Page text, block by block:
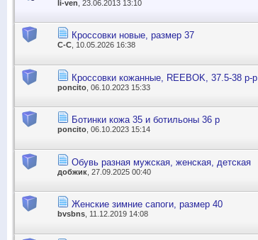
li-ven , 23.06.2013 13:10
Кроссовки новые, размер 37
С-С , 10.05.2026 16:38
Кроссовки кожанные, REEBOK, 37.5-38 р-р
poncito , 06.10.2023 15:33
Ботинки кожа 35 и ботильоны 36 р
poncito , 06.10.2023 15:14
Обувь разная мужская, женская, детская
добжик , 27.09.2025 00:40
Женские зимние сапоги, размер 40
bvsbns , 11.12.2019 14:08